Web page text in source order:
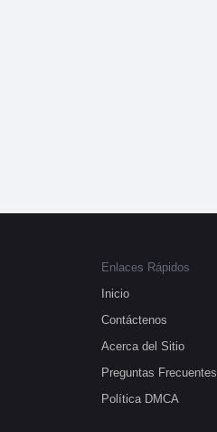
Enlaces Rápidos
Inicio
Contáctenos
Acerca del Sitio
Preguntas Frecuentes
Política DMCA